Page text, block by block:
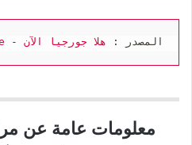
المصدر : هلا جورجيا الآن -
معلومات عامة عن